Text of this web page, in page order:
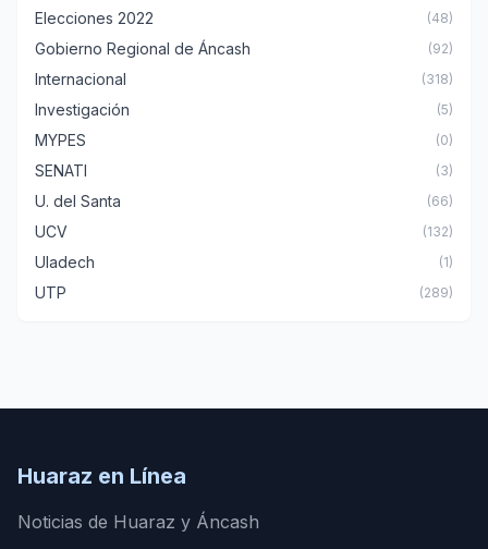
Elecciones 2022 (48)
Gobierno Regional de Áncash (92)
Internacional (318)
Investigación (5)
MYPES (0)
SENATI (3)
U. del Santa (66)
UCV (132)
Uladech (1)
UTP (289)
Huaraz en Línea
Noticias de Huaraz y Áncash